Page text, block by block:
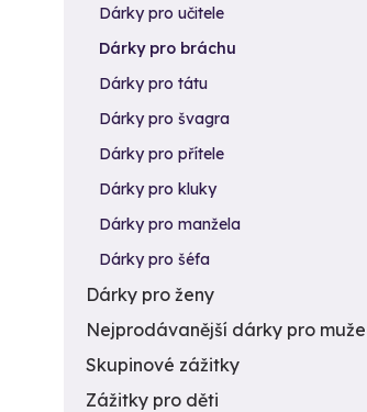
Dárky pro učitele
Dárky pro bráchu
Dárky pro tátu
Dárky pro švagra
Dárky pro přítele
Dárky pro kluky
Dárky pro manžela
Dárky pro šéfa
Dárky pro ženy
Nejprodávanější dárky pro muže
Skupinové zážitky
Zážitky pro děti